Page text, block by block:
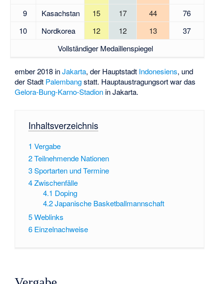
9
Kasachstan 15 17 44
76
10
Nordkorea 12 12 13
37
Vollständiger Medaillenspiegel
ember 2018 inJakarta, der Hauptstadt Indonesiens, und
der Stadt Palembangstatt. Hauptaustragungsort war das
Gelora-Bung-Karno-Stadion in Jakarta.
Inhaltsverzeichnis
1 Vergabe
2Teilnehmende Nationen
3Sportarten und Termine
4Zwischenfälle
4.1 Doping
4.2 Japanische Basketballmannschaft
5Weblinks
6 Einzelnachweise